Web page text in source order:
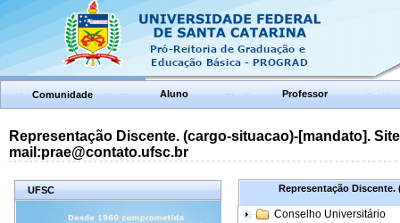
Comunidade Aluno Professor
Representação Discente. (cargo-situacao)-[mandato].
mail:prae@contato.ufsc.br
UFSC Representação Discente.
Conselho Universitário